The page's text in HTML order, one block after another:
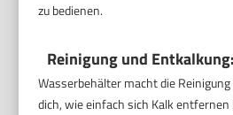
zu bedienen.
Reinigung und Entkalkung:
Wasserbehälter macht die
dich, wie einfach sich Kalk